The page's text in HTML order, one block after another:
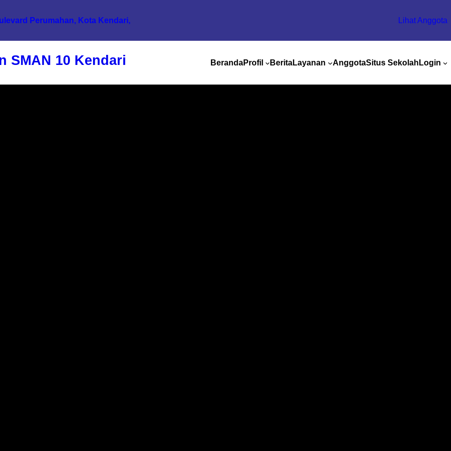
Perumahan, Kota Kendari, Lihat Anggota
SMAN 10 Kendari BerandaProfil BeritaLayanan AnggotaSitus Sekolah Login